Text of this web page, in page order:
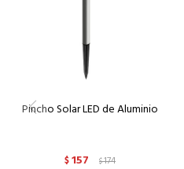
Pincho Solar LED de Aluminio
$157 $174